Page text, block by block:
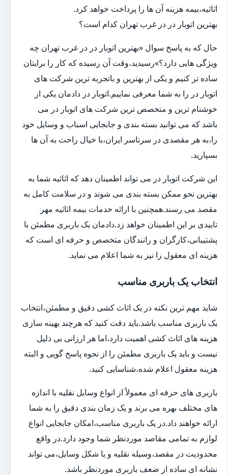
اثاثیه،بیمه هزینه آن ها را پرداخت خواهد کرد.
بهترین اتوبار در در غرب تهران کدام است؟
حال که به پاسخ سوال «بهترین اتوبار در در غرب تهران چه
ویژگی هایی دارد؟»رسیدید،وقت آن رسیده که کار را برایتان
ساده تر کنیم و یکی از بهترین و باتجربه ترین شرکت های
اتوبار در را به شما معرفی نماییم.اتوبار در دادمان یکی از
خوشنام ترین و متخصص ترین شرکت های اتوبار در می
باشد که می توانید بسته بندی و جابجایی اسباب و وسایل خود
را،به هر مقصدی در سرتاسر ایران،با خیال راحت به آن ها
بسپارید.
این شرکت اتوبار در می تواند اطمینان دهد که اثاثیه شما به
بهترین نحو ممکن بسته بندی می شوند و در سلامت کامل به
مقصد می رسند.همچنین با ارائه خدمات بیمه اثاثیه مهر
تاییدی بر این اطمینان خواهد زد.دادمان یک باربری مطمئن با
پشتیبانی،کارگران و رانندگان متخصص و حرفه ای است که
هزینه ای معقول را نیز به شما اعلام می نماید.
انتخاب یک باربری مناسب
شاید مهم ترین نکته در یک اثاث کشی دقیق و مطمئن،انتخاب
یک باربری مناسب باشد.باید دقت کنید که هرچند بهینه سازی
هزینه های اثاث کشی اهمیت دارد،اما هر ارزانی بی دلیل
نیست و باید یک باربری مطمئن را از نحوه پاسخ گویی و البته
هزینه معقول اعلام شده،شناسایی کنید.
باربری های حرفه ای معمولاً از انواع وسایل نقلیه با اندازه
های مختلف بهره می برند و یک زمان بندی دقیق را به شما
ارائه خواهند داد.در یک باربری مناسب،امکان جابجایی انواع
لوازم به تمامی مقاصد موردنظر شما وجود دارد.در واقع
محدودیت در مقصد،وسیله نقلیه و یا شکل وسایل،می تواند
نشانه ای ساده از ضعف باربری موردنظر باشد.